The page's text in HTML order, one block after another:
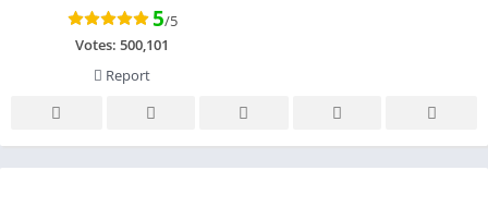
5/5
Votes: 500,101
Report